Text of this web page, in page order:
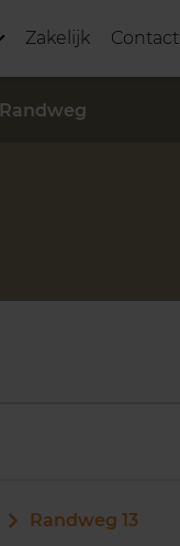
Zakelijk Contact
Randweg
Randweg 13